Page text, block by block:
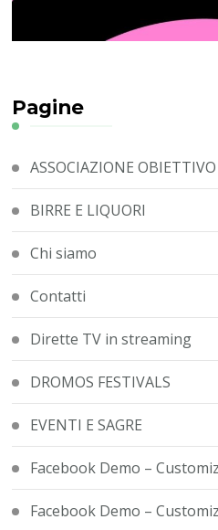
Pagine
ASSOCIAZIONE
BIRRE E LIQUORI
Chi siamo
Contatti
Dirette TV in streaming
DROMOS FESTIVALS
EVENTI E SAGRE
Facebook Demo –
Facebook Demo –